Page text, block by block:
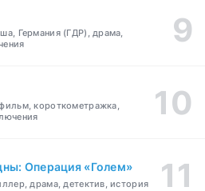
Германия (ГДР), драма,
короткометражка,
Операция «Голем»
драма, детектив, история